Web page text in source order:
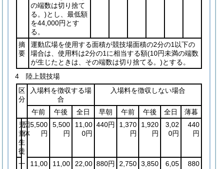
の端数は切り捨て
る。)とし、最低額
を44,000円とす
る。
摘
要
運動広場を使用する面積が競技場面積の2分の1以下の
場合は、使用料は2分の1に相当する額(10円未満の端数
が生じたときは、その端数は切り捨てる。)とする。
4 陸上競技場
区
分
入場料を徴収する場
合
入場料を徴収しない場合
午前 午後 全日 早朝 午前 午後 全日
薄暮
児
童
生
徒
団
体
5,500
円
5,500
円
11,00
0円
440円
1,370
円
1,920
円
3,02
0円
440
円
一
11,00
11,00
22,00 880円
2,750 3,850
6,05
880